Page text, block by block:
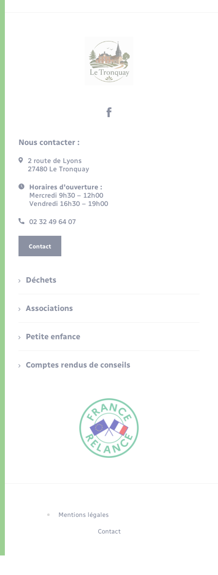
Nous contacter :
2 route de Lyons
27480 Le Tronquay
Horaires d'ouverture :
Mercredi 9h30 – 12h00
Vendredi 16h30 – 19h00
02 32 49 64 07
Contact
Déchets
Associations
Petite enfance
Comptes rendus de conseils
Mentions légales
Contact